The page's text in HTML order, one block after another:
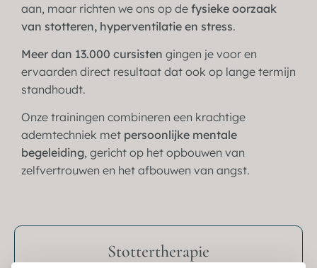
aan, maar richten we ons op de fysieke oorzaak
van stotteren, hyperventilatie en stress.
Meer dan 13.000 cursisten gingen je voor en
ervaarden direct resultaat dat ook op lange termijn
standhoudt.
Onze trainingen combineren een krachtige
ademtechniek met persoonlijke mentale
begeleiding, gericht op het opbouwen van
zelfvertrouwen en het afbouwen van angst.
Stottertherapie